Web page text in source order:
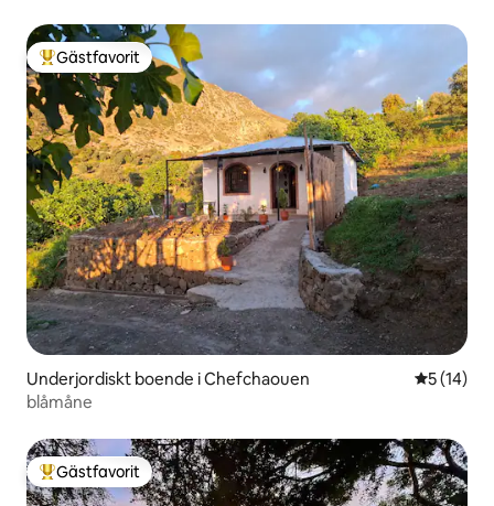
Populär gästfavorit
Gästfavorit
Underjordiskt boende i Chefchaouen 5 av 5 i
5 (14)
blåmåne
Populär gästfavorit
Gästfavorit